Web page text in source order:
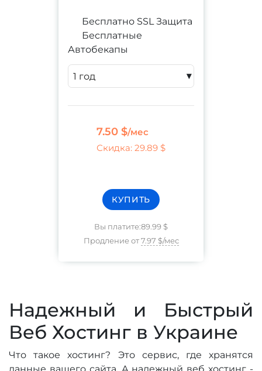
Бесплатно SSL Защита
Бесплатные
Автобекапы
▾
7.50 $/мес
Скидка: 29.89 $
КУПИТЬ
Вы платите:89.99 $
Продление от 7.97 $/мес
Надежный и Быстрый
Веб Хостинг в Украине
Что такое хостинг? Это сервис, где хранятся